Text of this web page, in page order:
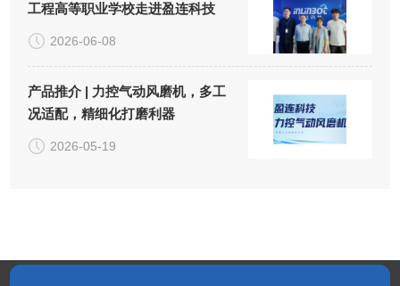
工程高等职业学校走进盈连科技
2026-06-08
产品推介 | 力控气动风磨机，多工
况适配，精细化打磨利器
2026-05-19